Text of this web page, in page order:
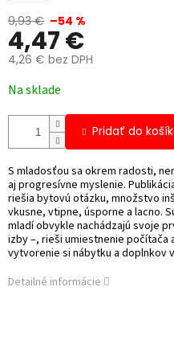
9,93 € –54 %
4,47 €
4,26 € bez DPH
cena:
Na sklade
Pridať do
S mladosťou sa okrem radosti,
aj progresívne myslenie.
riešia bytovú otázku, množstvo
vkusne, vtipne, úsporne a lacno.
mladí obvykle nachádzajú svoje
izby –, rieši umiestnenie
vytvorenie si nábytku a doplnkov
Detailné informácie